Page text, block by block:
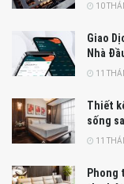
10
Giao
Nhà
11
Thiết
sống
11
Phong